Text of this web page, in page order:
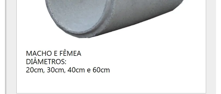
Canaleta de concreto tipo u
Canaleta de concreto valor
Cano de cimento